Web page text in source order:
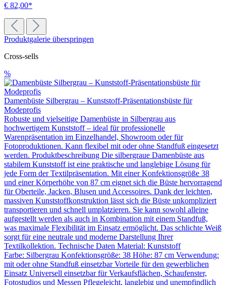
€ 82,00*
Produktgalerie überspringen
Cross-sells
%
Damenbüste Silbergrau – Kunststoff-Präsentationsbüste für
Modeprofis
Robuste und vielseitige Damenbüste in Silbergrau aus
hochwertigem Kunststoff – ideal für professionelle
Warenpräsentation im Einzelhandel, Showroom oder für
Fotoproduktionen. Kann flexibel mit oder ohne Standfuß eingesetzt
werden. Produktbeschreibung Die silbergraue Damenbüste aus
stabilem Kunststoff ist eine praktische und langlebige Lösung für
jede Form der Textilpräsentation. Mit einer Konfektionsgröße 38
und einer Körperhöhe von 87 cm eignet sich die Büste hervorragend
für Oberteile, Jacken, Blusen und Accessoires. Dank der leichten,
massiven Kunststoffkonstruktion lässt sich die Büste unkompliziert
transportieren und schnell umplatzieren. Sie kann sowohl alleine
aufgestellt werden als auch in Kombination mit einem Standfuß,
was maximale Flexibilität im Einsatz ermöglicht. Das schlichte Weiß
sorgt für eine neutrale und moderne Darstellung Ihrer
Textilkollektion. Technische Daten Material: Kunststoff
Farbe: Silbergrau Konfektionsgröße: 38 Höhe: 87 cm Verwendung:
mit oder ohne Standfuß einsetzbar Vorteile für den gewerblichen
Einsatz Universell einsetzbar für Verkaufsflächen, Schaufenster,
Fotostudios und Messen Pflegeleicht, langlebig und unempfindlich